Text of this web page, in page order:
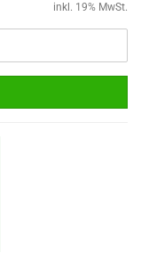
inkl. 19% MwSt.